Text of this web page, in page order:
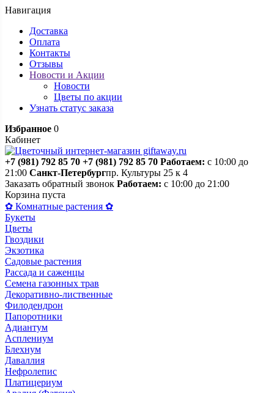
Навигация
Доставка
Оплата
Контакты
Отзывы
Новости и Акции
Новости
Цветы по акции
Узнать статус заказа
Избранное 0
Кабинет
+7 (981) 792 85 70 +7 (981) 792 85 70 Работаем: с 10:00 до
21:00 Санкт-Петербургпр. Культуры 25 к 4
Заказать обратный звонок Работаем: с 10:00 до 21:00
Корзина пуста
✿ Комнатные растения ✿
Букеты
Цветы
Гвоздики
Экзотика
Садовые растения
Рассада и саженцы
Семена газонных трав
Декоративно-лиственные
Филодендрон
Папоротники
Адиантум
Асплениум
Блехнум
Даваллия
Нефролепис
Платицериум